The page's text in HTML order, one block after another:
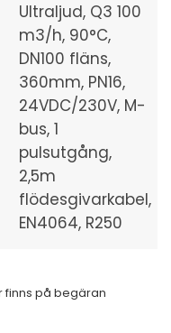
Ultraljud, Q3 100
m3/h, 90°C,
DN100 fläns,
360mm, PN16,
24VDC/230V, M-
bus, 1
pulsutgång,
2,5m
flödesgivarkabel,
EN4064, R250
finns på begäran